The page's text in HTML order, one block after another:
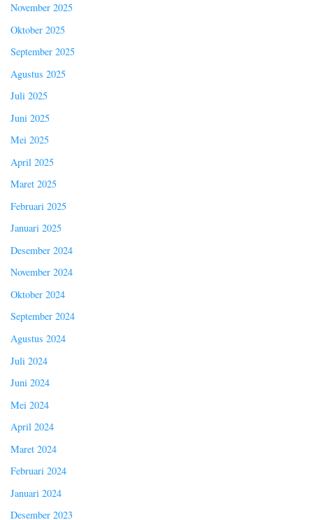
November 2025
Oktober 2025
September 2025
Agustus 2025
Juli 2025
Juni 2025
Mei 2025
April 2025
Maret 2025
Februari 2025
Januari 2025
Desember 2024
November 2024
Oktober 2024
September 2024
Agustus 2024
Juli 2024
Juni 2024
Mei 2024
April 2024
Maret 2024
Februari 2024
Januari 2024
Desember 2023